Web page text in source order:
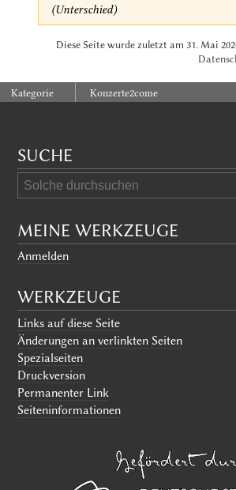
(Unterschied)
Diese Seite wurde zuletzt am 31. Mai
Kategorie Konzerte2come
SUCHE
MEINE WERKZEUGE
Anmelden
WERKZEUGE
Links auf diese Seite
Änderungen an verlinkten Seiten
Spezialseiten
Druckversion
Permanenter Link
Seiten­informationen